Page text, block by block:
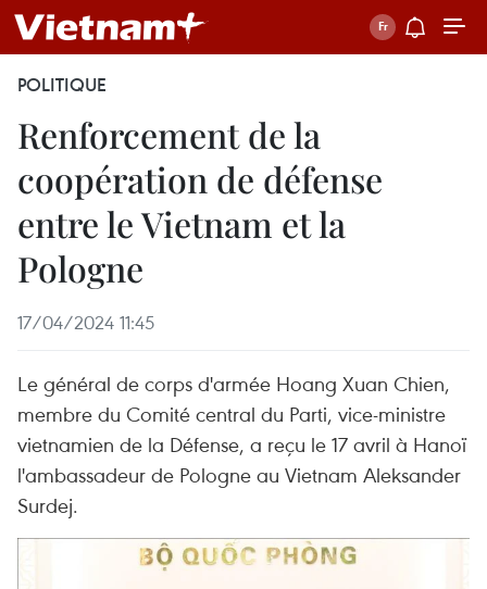
POLITIQUE
Renforcement de la
coopération de défense
entre le Vietnam et la
Pologne
17/04/2024 11:45
Le général de corps d'armée Hoang Xuan Chien,
membre du Comité central du Parti, vice-ministre
vietnamien de la Défense, a reçu le 17 avril à Hanoï
l'ambassadeur de Pologne au Vietnam Aleksander
Surdej.